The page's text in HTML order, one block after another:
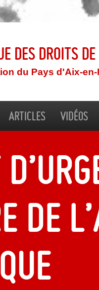
des droits de
du Pays d'Aix-
Articles Vidéos
de